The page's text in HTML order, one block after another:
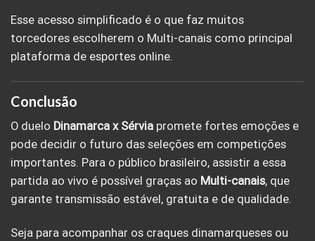
Esse acesso simplificado é o que faz muitos
torcedores escolherem o Multi-canais como principal
plataforma de esportes online.
Conclusão
O duelo Dinamarca x Sérvia promete fortes emoções e
pode decidir o futuro das seleções em competições
importantes. Para o público brasileiro, assistir a essa
partida ao vivo é possível graças ao Multi-canais, que
garante transmissão estável, gratuita e de qualidade.
Seja para acompanhar os craques dinamarqueses ou